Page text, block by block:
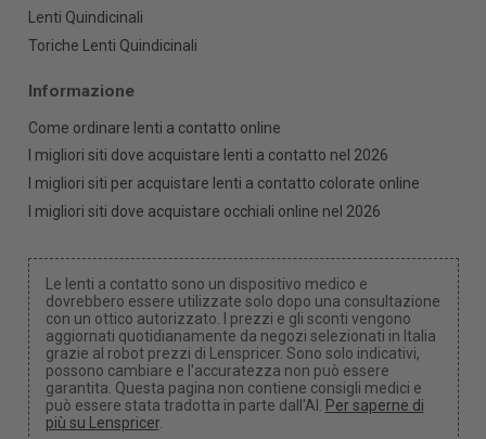
Lenti Quindicinali
Toriche Lenti Quindicinali
Informazione
Come ordinare lenti a contatto online
I migliori siti dove acquistare lenti a contatto nel 2026
I migliori siti per acquistare lenti a contatto colorate online
I migliori siti dove acquistare occhiali online nel 2026
Le lenti a contatto sono un dispositivo medico e
dovrebbero essere utilizzate solo dopo una consultazione
con un ottico autorizzato. I prezzi e gli sconti vengono
aggiornati quotidianamente da negozi selezionati in Italia
grazie al robot prezzi di Lenspricer. Sono solo indicativi,
possono cambiare e l'accuratezza non può essere
garantita. Questa pagina non contiene consigli medici e
può essere stata tradotta in parte dall'AI.
Per saperne di
più su Lenspricer.